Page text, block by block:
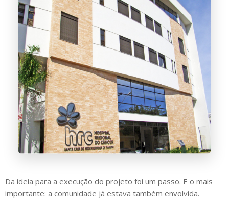
Da ideia para a execução do projeto foi um passo. E o mais
importante: a comunidade já estava também envolvida.